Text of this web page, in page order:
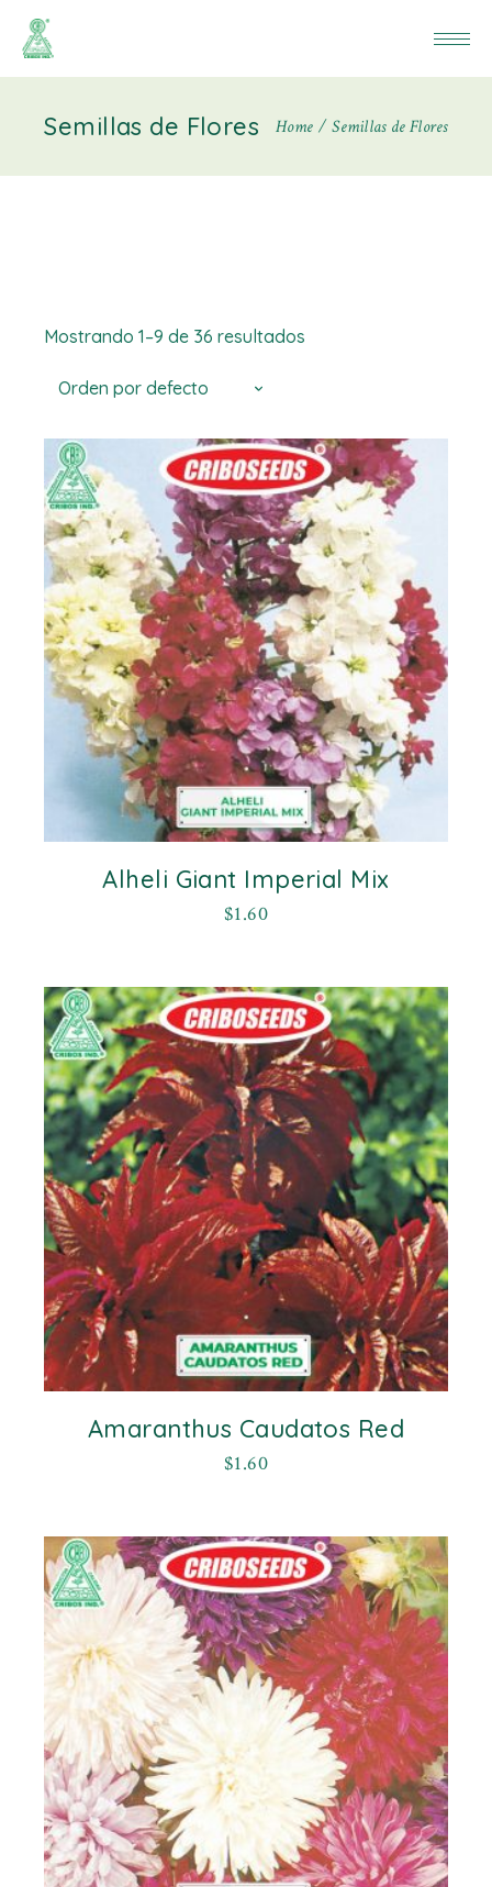
Semillas de Flores Home Semillas de Flores
Mostrando 1–9 de 36 resultados
Orden por defecto
Alheli Giant Imperial Mix
$1.60
Amaranthus Caudatos Red
$1.60